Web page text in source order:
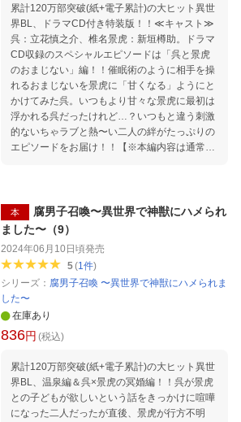
累計120万部突破(紙+電子累計)の大ヒット異世
界BL、ドラマCD付き特装版！！≪キャスト≫
呉：立花慎之介、椎名景虎：新垣樽助。ドラマ
CD収録のスペシャルエピソードは「呉と景虎
のおまじない」編！！催眠術のように相手を操
れるおまじないを景虎に「甘くなる」ようにと
かけてみた呉。いつもより甘々な景虎に最初は
浮かれる呉だったけれど…？いつもと違う刺激
的ないちゃラブと熱〜い二人の絆がたっぷりの
エピソードをお届け！！【※本編内容は通常版
本
腐男子召喚〜異世界で神獣にハメられ
ました〜（9）
2024年06月10日頃発売
5(1件)
シリーズ： 腐男子召喚 〜異世界で神獣にハメられま
した〜
在庫あり
836円 (税込)
累計120万部突破(紙+電子累計)の大ヒット異世
界BL、温泉編＆呉×景虎の冥婚編！！呉が景虎
との子どもが欲しいという話をきっかけに喧嘩
になった二人だったが直後、景虎が行方不明